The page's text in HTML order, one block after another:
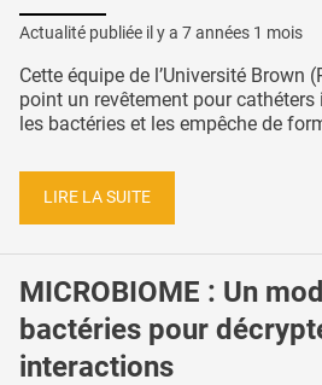
Actualité publiée il y a 7 années 1 mois
Cette équipe de l’Université Brown
point un revêtement pour
les bactéries et les empêche de
LIRE LA SUITE
MICROBIOME : Un
bactéries pour
interactions